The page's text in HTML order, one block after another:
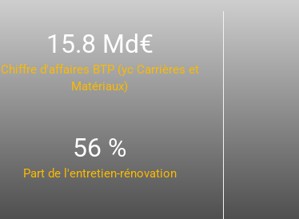
15.8 Md€
Chiffre d'affaires BTP (yc Carrières et
Matériaux)
56 %
Part de l'entretien-rénovation